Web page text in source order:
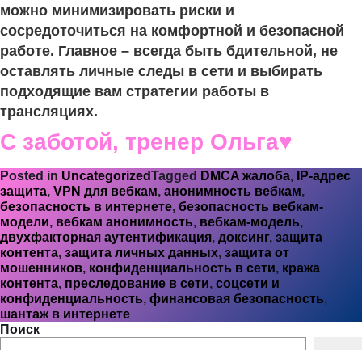
можно минимизировать риски и
сосредоточиться на комфортной и безопасной
работе. Главное – всегда быть бдительной, не
оставлять личные следы в сети и выбирать
подходящие вам стратегии работы в
трансляциях.
С заботой, тренер Ольга♥️
Posted in UncategorizedTagged DMCA жалоба,
IP-адрес
защита, VPN для вебкам, анонимность вебкам,
безопасность в интернете, безопасность вебкам-
модели, вебкам анонимность, вебкам-модель,
двухфакторная аутентификация, доксинг, защита
контента, защита личных данных, защита от
мошенников, конфиденциальность в сети, кража
контента, преследование в сети, соцсети и
конфиденциальность, финансовая безопасность,
шантаж в интернете
Поиск